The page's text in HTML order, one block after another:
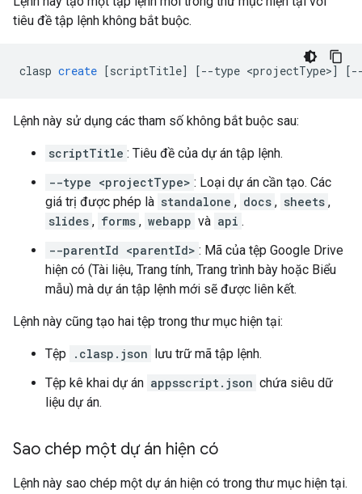
tiêu đề tập lệnh không bắt buộc.
clasp create [scriptTitle] [--type <projectType>] [
Lệnh này sử dụng các tham số không bắt buộc sau:
scriptTitle : Tiêu đề của dự án tập lệnh.
--type <projectType> : Loại dự án cần tạo. Các
giá trị được phép là standalone , docs , sheets ,
slides , forms , webapp và api .
--parentId <parentId> : Mã của tệp Google Drive
hiện có (Tài liệu, Trang tính, Trang trình bày hoặc Biểu
mẫu) mà dự án tập lệnh mới sẽ được liên kết.
Lệnh này cũng tạo hai tệp trong thư mục hiện tại:
Tệp .clasp.json lưu trữ mã tập lệnh.
Tệp kê khai dự án appsscript.json chứa siêu dữ
liệu dự án.
Sao chép một dự án hiện có
Lệnh này sao chép một dự án hiện có trong thư mục hiện tại.